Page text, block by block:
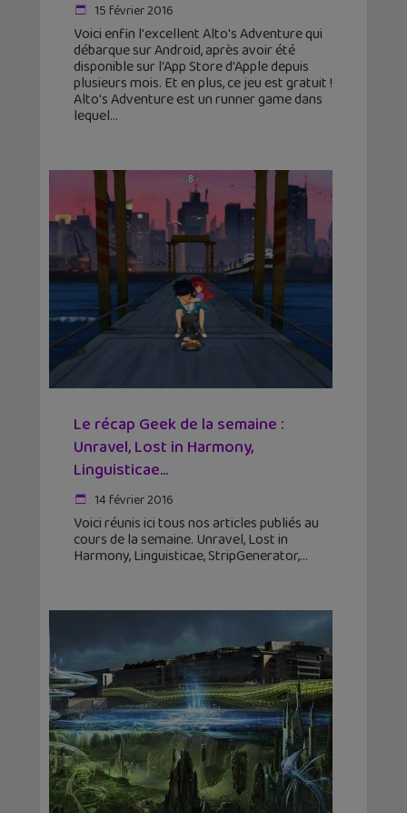
15 février 2016
Voici enfin l'excellent Alto's Adventure qui
débarque sur Android, après avoir été
disponible sur l'App Store d'Apple depuis
plusieurs mois. Et en plus, ce jeu est gratuit !
Alto's Adventure est un runner game dans
lequel
Le récap Geek de la semaine :
Unravel, Lost in Harmony,
Linguisticae…
14 février 2016
Voici réunis ici tous nos articles publiés au
cours de la semaine. Unravel, Lost in
Harmony, Linguisticae, StripGenerator,